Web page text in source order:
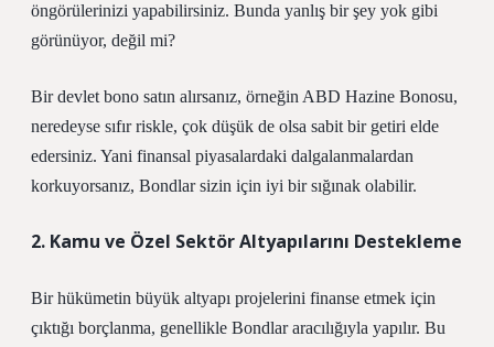
öngörülerinizi yapabilirsiniz. Bunda yanlış bir şey yok gibi
görünüyor, değil mi?
Bir devlet bono satın alırsanız, örneğin ABD Hazine Bonosu,
neredeyse sıfır riskle, çok düşük de olsa sabit bir getiri elde
edersiniz. Yani finansal piyasalardaki dalgalanmalardan
korkuyorsanız, Bondlar sizin için iyi bir sığınak olabilir.
2. Kamu ve Özel Sektör Altyapılarını Destekleme
Bir hükümetin büyük altyapı projelerini finanse etmek için
çıktığı borçlanma, genellikle Bondlar aracılığıyla yapılır. Bu